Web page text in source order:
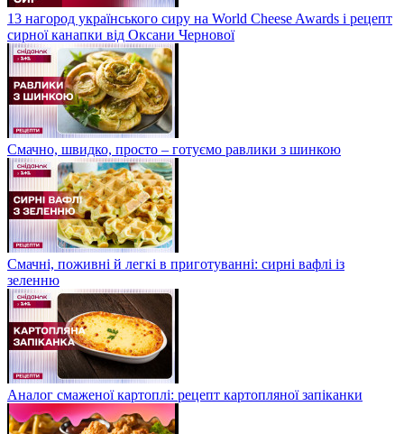
13 нагород українського сиру на World Cheese Awards і рецепт
сирної канапки від Оксани Чернової
Смачно, швидко, просто – готуємо равлики з шинкою
Смачні, поживні й легкі в приготуванні: сирні вафлі із
зеленню
Аналог смаженої картоплі: рецепт картопляної запіканки